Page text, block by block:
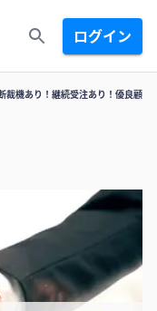
ログイン
裁機あり！継続受注あり！優良顧